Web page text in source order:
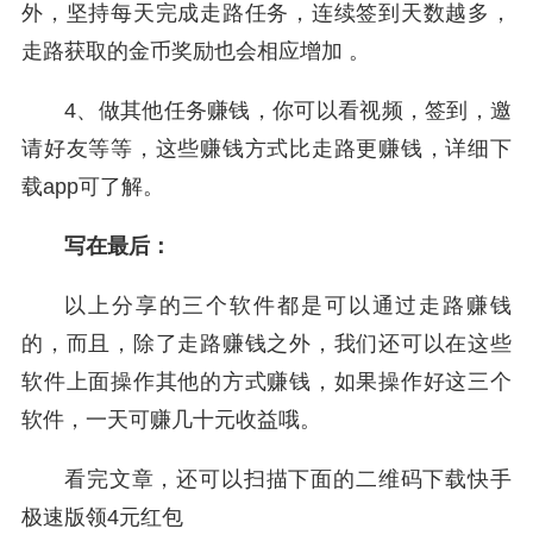
外，坚持每天完成走路任务，连续签到天数越多，
走路获取的金币奖励也会相应增加 。
4、做其他任务赚钱，你可以看视频，签到，邀
请好友等等，这些赚钱方式比走路更赚钱，详细下
载app可了解。
写在最后：
以上分享的三个软件都是可以通过走路赚钱
的，而且，除了走路赚钱之外，我们还可以在这些
软件上面操作其他的方式赚钱，如果操作好这三个
软件，一天可赚几十元收益哦。
看完文章，还可以扫描下面的二维码下载快手
极速版领4元红包